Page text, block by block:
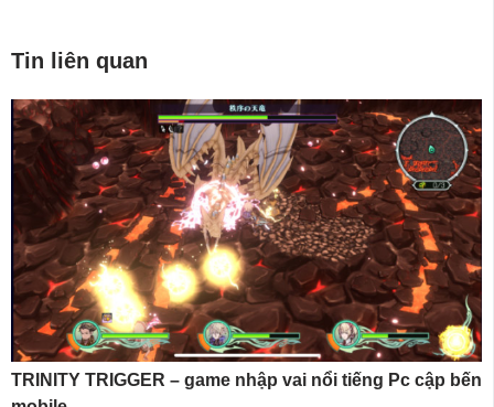
Tin liên quan
TRINITY TRIGGER – game nhập vai nổi tiếng Pc cập bến